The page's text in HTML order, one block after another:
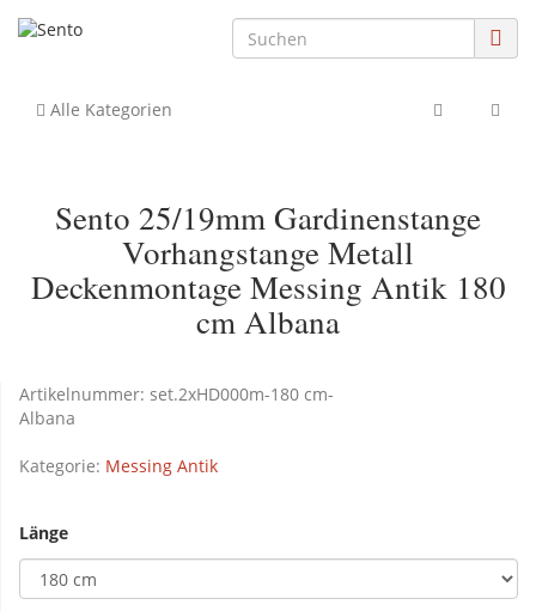
Alle Kategorien
Sento 25/19mm Gardinenstange
Vorhangstange Metall
Deckenmontage Messing Antik 180
cm Albana
Artikelnummer: set.2xHD000m-180 cm-
Albana
Kategorie: Messing Antik
Länge